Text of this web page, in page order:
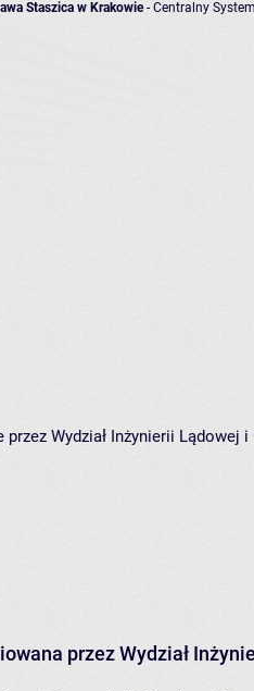
Staszica w Krakowie- Centralny
Wydział Inżynierii Lądowej
przez Wydział